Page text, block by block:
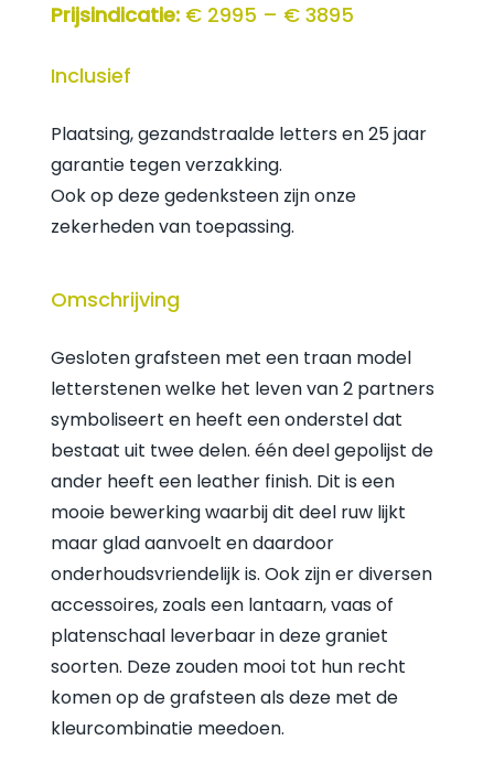
Prijsindicatie: € 2995 – € 3895
Inclusief
Plaatsing, gezandstraalde letters en 25 jaar
garantie tegen verzakking.
Ook op deze gedenksteen zijn onze
zekerheden van toepassing.
Omschrijving
Gesloten grafsteen met een traan model
letterstenen welke het leven van 2 partners
symboliseert en heeft een onderstel dat
bestaat uit twee delen. één deel gepolijst de
ander heeft een leather finish. Dit is een
mooie bewerking waarbij dit deel ruw lijkt
maar glad aanvoelt en daardoor
onderhoudsvriendelijk is. Ook zijn er diversen
accessoires, zoals een lantaarn, vaas of
platenschaal leverbaar in deze graniet
soorten. Deze zouden mooi tot hun recht
komen op de grafsteen als deze met de
kleurcombinatie meedoen.